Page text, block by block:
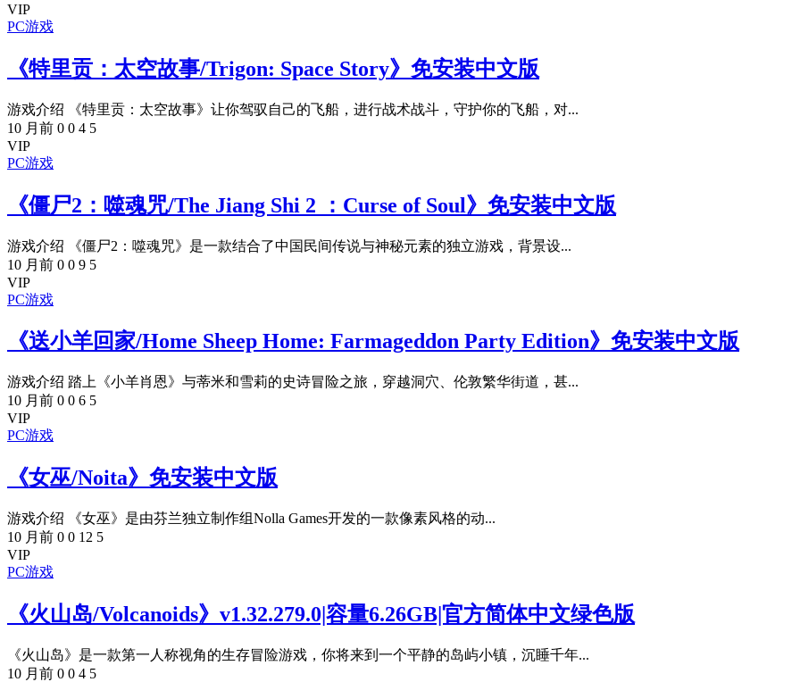
VIP
PC游戏
《特里贡：太空故事/Trigon: Space Story》免安装中文版
游戏介绍 《特里贡：太空故事》让你驾驭自己的飞船，进行战术战斗，守护你的飞船，对...
10 月前 0 0 4 5
VIP
PC游戏
《僵尸2：噬魂咒/The Jiang Shi 2 ：Curse of Soul》免安装中文版
游戏介绍 《僵尸2：噬魂咒》是一款结合了中国民间传说与神秘元素的独立游戏，背景设...
10 月前 0 0 9 5
VIP
PC游戏
《送小羊回家/Home Sheep Home: Farmageddon Party Edition》免安装中文版
游戏介绍 踏上《小羊肖恩》与蒂米和雪莉的史诗冒险之旅，穿越洞穴、伦敦繁华街道，甚...
10 月前 0 0 6 5
VIP
PC游戏
《女巫/Noita》免安装中文版
游戏介绍 《女巫》是由芬兰独立制作组Nolla Games开发的一款像素风格的动...
10 月前 0 0 12 5
VIP
PC游戏
《火山岛/Volcanoids》v1.32.279.0|容量6.26GB|官方简体中文绿色版
《火山岛》是一款第一人称视角的生存冒险游戏，你将来到一个平静的岛屿小镇，沉睡千年...
10 月前 0 0 4 5